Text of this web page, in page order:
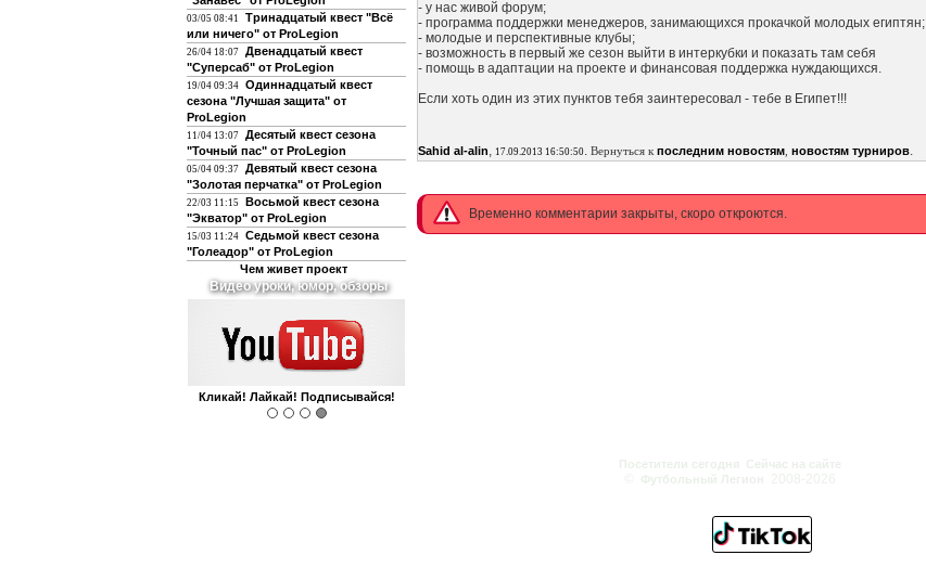
03/05 08:41
Тринадцатый квест "Всё
или ничего" от ProLegion
26/04 18:07 Двенадцатый квест
"Суперсаб" от ProLegion
19/04 09:34 Одиннадцатый квест
сезона "Лучшая защита" от
ProLegion
11/04 13:07 Десятый квест сезона
"Точный пас" от ProLegion
05/04 09:37 Девятый квест сезона
"Золотая перчатка" от ProLegion
22/03 11:15
Восьмой квест сезона
"Экватор" от ProLegion
15/03 11:24 Седьмой квест сезона
"Голеадор" от ProLegion
Чем живет проект
Видео уроки, юмор, обзоры
Кликай! Лайкай! Подписывайся!
- у нас живой форум;
- программа поддержки менеджеров, занимающихся прокачкой молодых египтян;
- молодые и перспективные клубы;
- возможность в первый же сезон выйти в интеркубки и показать там себя
- помощь в адаптации на проекте и финансовая поддержка нуждающихся.
Если хоть один из этих пунктов тебя заинтересовал - тебе в Египет!!!
Sahid al-alin, 17.09.2013 16:50:50. Вернуться к последним новостям новостям турниров.
Временно комментарии закрыты, скоро откроются.